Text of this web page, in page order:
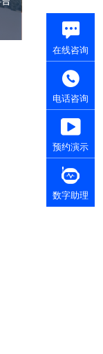
在线咨询
电话咨询
预约演示
数字助理